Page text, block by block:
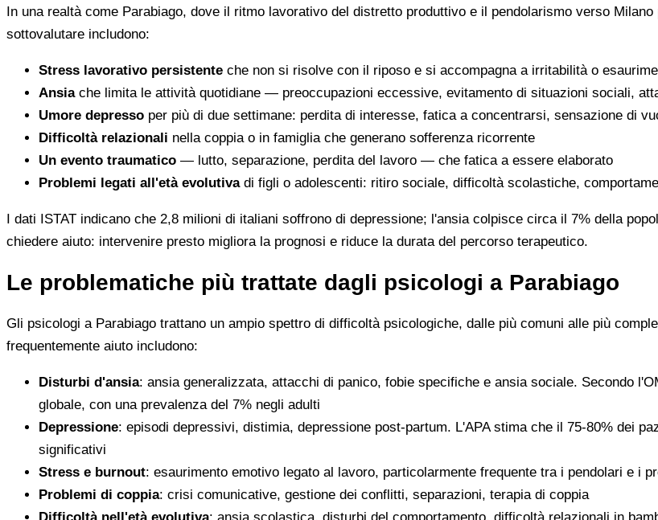
In una realtà come Parabiago, dove il ritmo lavorativo del distretto produttivo e il pendolarismo verso Milano
sottovalutare includono:
Stress lavorativo persistente che non si risolve con il riposo e si accompagna a irritabilità o
Ansiache limita le attività quotidiane — preoccupazioni eccessive, evitamento di situazioni sociali,
Umore depresso per più di due settimane: perdita di interesse, fatica a concentrarsi, sensazione di
Difficoltà relazionali nella coppia o in famiglia che generano sofferenza ricorrente
Un evento traumatico — lutto, separazione, perdita del lavoro — che fatica a essere elaborato
Problemi legati all'età evolutivadi figli o adolescenti: ritiro sociale, difficoltà scolastiche,
I dati ISTAT indicano che 2,8 milioni di italiani soffrono di depressione; l'ansia colpisce circa il 7% della
chiedere aiuto: intervenire presto migliora la prognosi e riduce la durata del percorso terapeutico.
Le problematiche più trattate dagli psicologi a Parabiago
Gli psicologi a Parabiago trattano un ampio spettro di difficoltà psicologiche, dalle più comuni alle più
frequentemente aiuto includono:
Disturbi d'ansia: ansia generalizzata, attacchi di panico, fobie specifiche e ansia sociale. Secondo
globale, con una prevalenza del 7% negli adulti
Depressione: episodi depressivi, distimia, depressione post-partum. L'APA stima che il 75-80% dei
significativi
Stress e burnout: esaurimento emotivo legato al lavoro, particolarmente frequente tra i pendolari e i
Problemi di coppia: crisi comunicative, gestione dei conflitti, separazioni, terapia di coppia